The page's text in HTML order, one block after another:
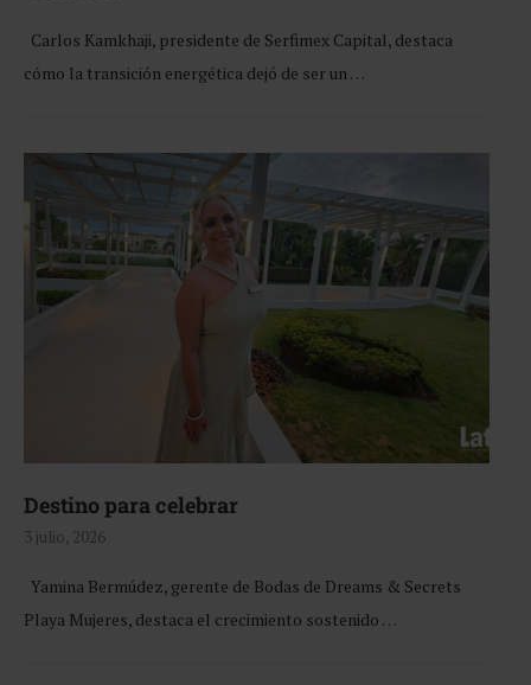
Carlos Kamkhaji, presidente de Serfimex Capital, destaca
cómo la transición energética dejó de ser un …
Destino para celebrar
3 julio, 2026
Yamina Bermúdez, gerente de Bodas de Dreams & Secrets
Playa Mujeres, destaca el crecimiento sostenido …